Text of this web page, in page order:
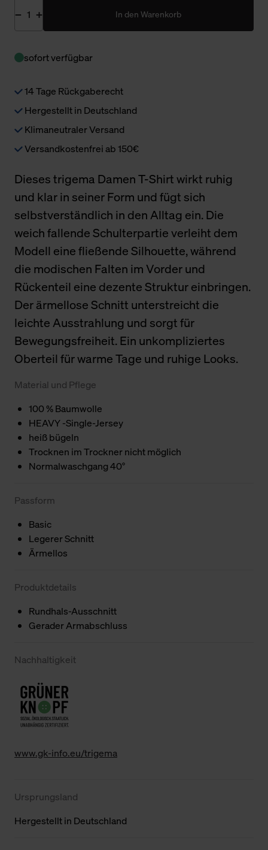
In den Warenkorb
sofort verfügbar
14 Tage Rückgaberecht
Hergestellt in Deutschland
Klimaneutraler Versand
Versandkostenfrei ab 150€
Dieses trigema Damen T-Shirt wirkt ruhig
und klar in seiner Form und fügt sich
selbstverständlich in den Alltag ein. Die
weich fallende Schulterpartie verleiht dem
Modell eine fließende Silhouette, während
die modischen Falten im Vorder und
Rückenteil eine dezente Struktur einbringen.
Der ärmellose Schnitt unterstreicht die
leichte Ausstrahlung und sorgt für
Bewegungsfreiheit. Ein unkompliziertes
Oberteil für warme Tage und ruhige Looks.
Material und Pflege
100 % Baumwolle
HEAVY -Single-Jersey
heiß bügeln
Trocknen im Trockner nicht möglich
Normalwaschgang 40°
Passform
Basic
Legerer Schnitt
Ärmellos
Produktdetails
Rundhals-Ausschnitt
Gerader Armabschluss
Nachhaltigkeit
www.gk-info.eu/trigema
Ursprungsland
Hergestellt in Deutschland